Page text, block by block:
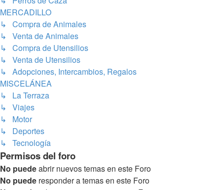
MERCADILLO
↳ Compra de Animales
↳ Venta de Animales
↳ Compra de Utensilios
↳ Venta de Utensilios
↳ Adopciones, Intercambios, Regalos
MISCELÁNEA
↳ La Terraza
↳ Viajes
↳ Motor
↳ Deportes
↳ Tecnología
Permisos del foro
No puedeabrir nuevos temas en este Foro
No puede responder a temas en este Foro